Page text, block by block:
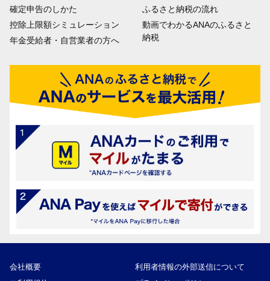
確定申告のしかた
控除上限額シミュレーション
年金受給者・自営業者の方へ
ふるさと納税の流れ
動画でわかるANAのふるさと
納税
会社概要
利用者情報の外部送信について